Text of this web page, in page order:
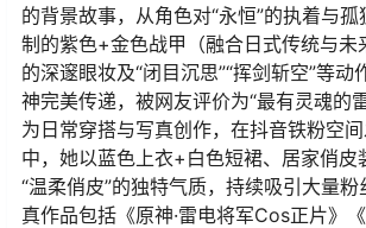
的背景故事，从角色对“永恒”的执着与
制的紫色+金色战甲（融合日式传统与未
的深邃眼妆及“闭目沉思”“挥剑斩空”等动
神完美传递，被网友评价为“最有灵魂的
为日常穿搭与写真创作，在抖音铁粉空
中，她以蓝色上衣+白色短裙、居家俏皮
“温柔俏皮”的独特气质，持续吸引大量
真作品包括《原神·雷电将军Cos正片》